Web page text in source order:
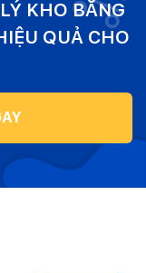
KHO BẰNG
QUẢ CHO